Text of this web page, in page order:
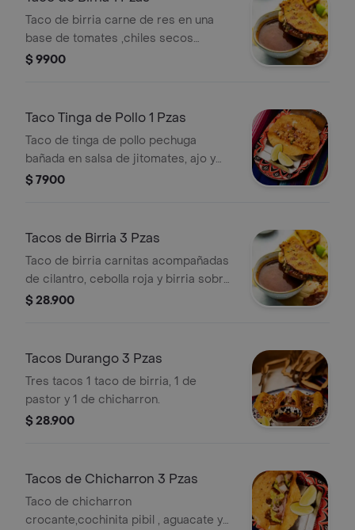
Taco de birria carne de res en una
base de tomates ,chiles secos
acompañado de cilantro y cebolla
$ 9900
Taco Tinga de Pollo 1 Pzas
Taco de tinga de pollo pechuga
bañada en salsa de jitomates, ajo y
especias.
$ 7900
Tacos de Birria 3 Pzas
Taco de birria carnitas acompañadas
de cilantro, cebolla roja y birria sobre
tortilla de maíz.
$ 28.900
Tacos Durango 3 Pzas
Tres tacos 1 taco de birria, 1 de
pastor y 1 de chicharron.
$ 28.900
Tacos de Chicharron 3 Pzas
Taco de chicharron
crocante,cochinita pibil , aguacate y